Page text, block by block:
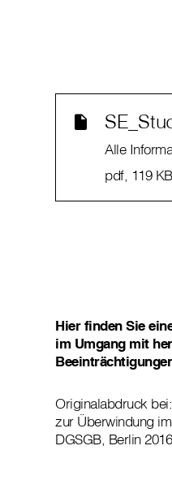
Alle
pdf, 119 KB
Hier finden Sie
im Umgang mit
Originalabdruck
zur Überwindung
DGSGB, Berlin